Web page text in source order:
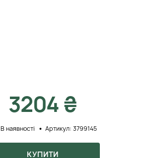
3204 ₴
В наявності Артикул: 3799145
КУПИТИ